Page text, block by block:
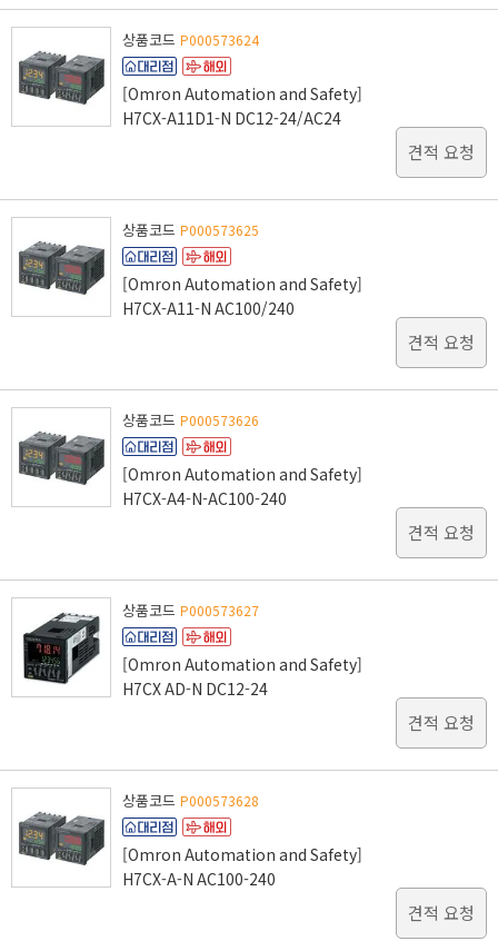
상품코드 P000573624
[Omron Automation and Safety]
H7CX-A11D1-N DC12-24/AC24
견적 요청
상품코드 P000573625
[Omron Automation and Safety]
H7CX-A11-N AC100/240
견적 요청
상품코드 P000573626
[Omron Automation and Safety]
H7CX-A4-N-AC100-240
견적 요청
상품코드 P000573627
[Omron Automation and Safety]
H7CX AD-N DC12-24
견적 요청
상품코드 P000573628
[Omron Automation and Safety]
H7CX-A-N AC100-240
견적 요청